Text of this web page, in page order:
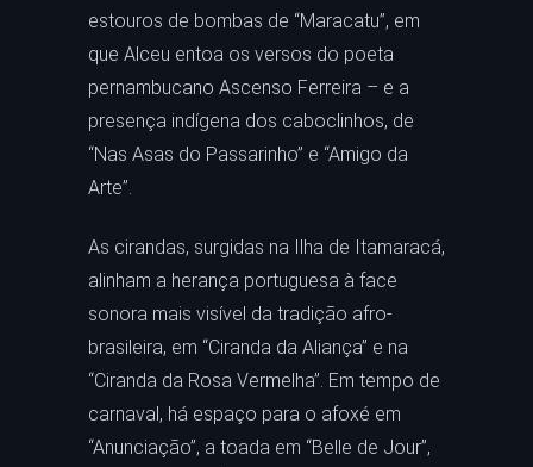
estouros de bombas de “Maracatu”, em
que Alceu entoa os versos do poeta
pernambucano Ascenso Ferreira – e a
presença indígena dos caboclinhos, de
“Nas Asas do Passarinho” e “Amigo da
Arte”.
As cirandas, surgidas na Ilha de Itamaracá,
alinham a herança portuguesa à face
sonora mais visível da tradição afro-
brasileira, em “Ciranda da Aliança” e na
“Ciranda da Rosa Vermelha”. Em tempo de
carnaval, há espaço para o afoxé em
“Anunciação”, a toada em “Belle de Jour”,